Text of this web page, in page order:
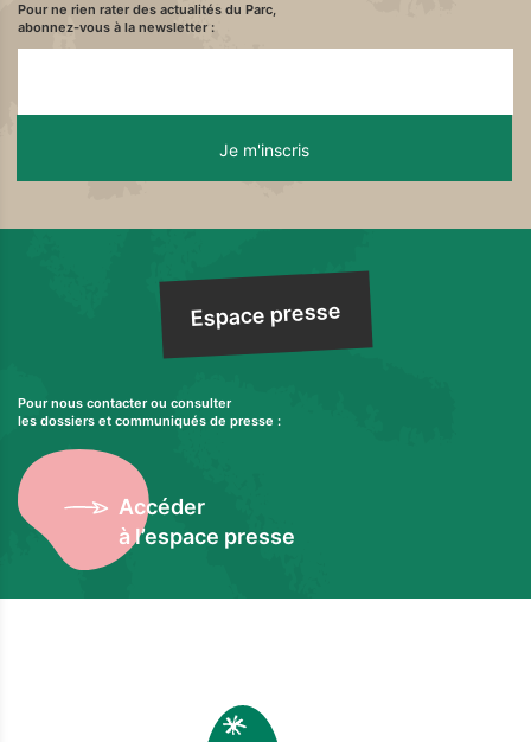
Pour ne rien rater des actualités du Parc,
abonnez-vous à la newsletter :
Espace presse
Pour nous contacter ou consulter
les dossiers et communiqués de presse :
Accéder
à l’espace presse